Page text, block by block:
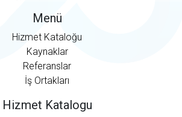
Menü
Hizmet Kataloğu
Kaynaklar
Referanslar
İş Ortakları
Hizmet Katalogu